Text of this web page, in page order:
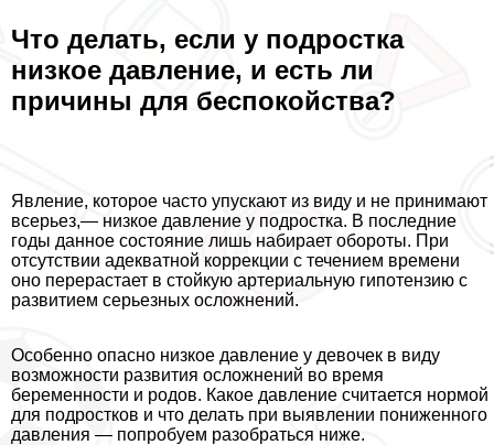
Что делать, если у подростка
низкое давление, и есть ли
причины для беспокойства?
Явление, которое часто упускают из виду и не принимают
всерьез,— низкое давление у подростка. В последние
годы данное состояние лишь набирает обороты. При
отсутствии адекватной коррекции с течением времени
оно перерастает в стойкую артериальную гипотензию с
развитием серьезных осложнений.
Особенно опасно низкое давление у девочек в виду
возможности развития осложнений во время
беременности и родов. Какое давление считается нормой
для подростков и что делать при выявлении пониженного
давления — попробуем разобраться ниже.